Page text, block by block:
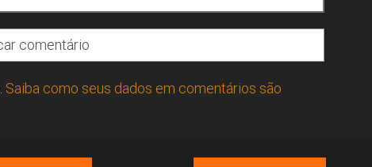
Saiba como seus dados em comentários são